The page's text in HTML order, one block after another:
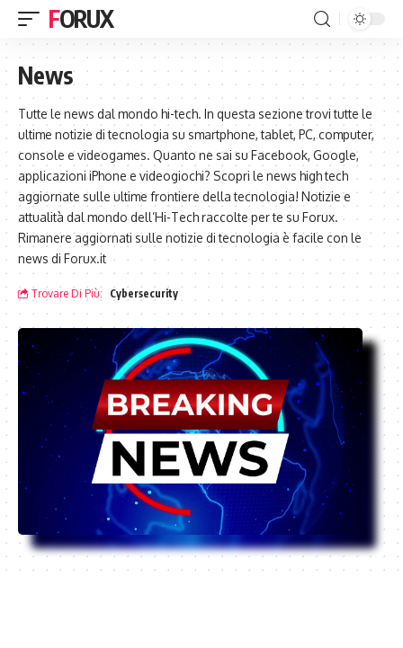
FORUX
News
Tutte le news dal mondo hi-tech. In questa sezione trovi tutte le
ultime notizie di tecnologia su smartphone, tablet, PC, computer,
console e videogames. Quanto ne sai su Facebook, Google,
applicazioni iPhone e videogiochi? Scopri le news high tech
aggiornate sulle ultime frontiere della tecnologia! Notizie e
attualità dal mondo dell’Hi-Tech raccolte per te su Forux.
Rimanere aggiornati sulle notizie di tecnologia è facile con le
news di Forux.it
Trovare Di Più: Cybersecurity